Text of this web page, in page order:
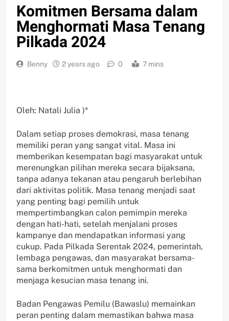
Komitmen Bersama dalam
Menghormati Masa Tenang
Pilkada 2024
Benny 2 years ago 0 7 mins
Oleh: Natali Julia )*
Dalam setiap proses demokrasi, masa tenang
memiliki peran yang sangat vital. Masa ini
memberikan kesempatan bagi masyarakat untuk
merenungkan pilihan mereka secara bijaksana,
tanpa adanya tekanan atau pengaruh berlebihan
dari aktivitas politik. Masa tenang menjadi saat
yang penting bagi pemilih untuk
mempertimbangkan calon pemimpin mereka
dengan hati-hati, setelah menjalani proses
kampanye dan mendapatkan informasi yang
cukup. Pada Pilkada Serentak 2024, pemerintah,
lembaga pengawas, dan masyarakat bersama-
sama berkomitmen untuk menghormati dan
menjaga kesucian masa tenang ini.
Badan Pengawas Pemilu (Bawaslu) memainkan
peran penting dalam memastikan bahwa masa